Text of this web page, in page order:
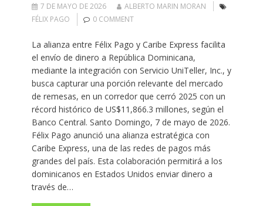
7 DE MAYO DE 2026
ALBERTO MARIN MORAN
FÉLIX PAGO
0 COMMENT
La alianza entre Félix Pago y Caribe Express facilita
el envío de dinero a República Dominicana,
mediante la integración con Servicio UniTeller, Inc., y
busca capturar una porción relevante del mercado
de remesas, en un corredor que cerró 2025 con un
récord histórico de US$11,866.3 millones, según el
Banco Central. Santo Domingo, 7 de mayo de 2026.
Félix Pago anunció una alianza estratégica con
Caribe Express, una de las redes de pagos más
grandes del país. Esta colaboración permitirá a los
dominicanos en Estados Unidos enviar dinero a
través de…